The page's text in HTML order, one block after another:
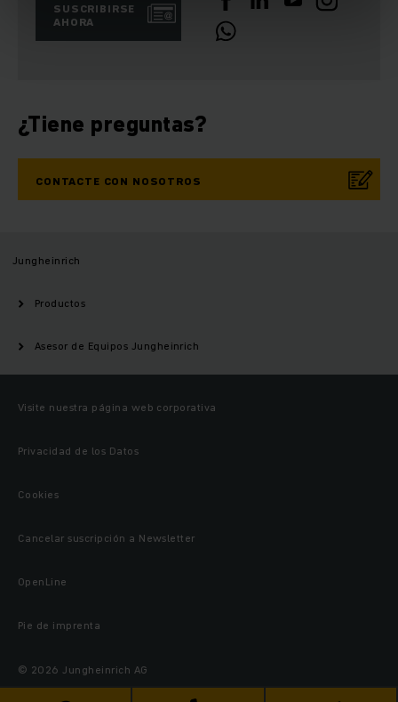
SUSCRIBIRSE
AHORA
¿Tiene preguntas?
CONTACTE CON NOSOTROS
Jungheinrich
Productos
Asesor de Equipos Jungheinrich
Visite nuestra página web corporativa
Privacidad de los Datos
Cookies
Cancelar suscripción a Newsletter
OpenLine
Pie de imprenta
© 2026 Jungheinrich AG